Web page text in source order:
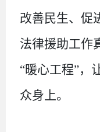
改善民生、促
法律援助工作
“暖心工程”，
众身上。